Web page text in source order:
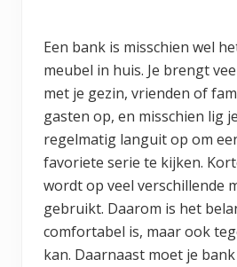
Een bank is misschien wel
meubel in huis. Je brengt
met je gezin, vrienden of
gasten op, en misschien lig
regelmatig languit op om
favoriete serie te kijken.
wordt op veel verschillende
gebruikt. Daarom is het
comfortabel is, maar ook
kan. Daarnaast moet je